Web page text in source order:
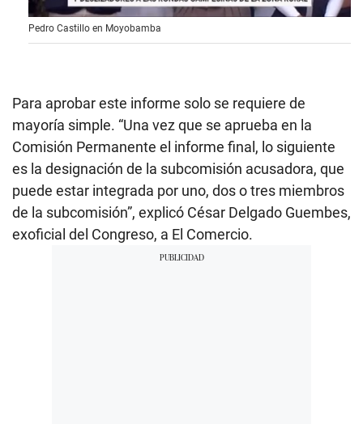
0
s
e
d
s
o
3
m
n
u
e
s
Pedro Castillo en Moyobamba
Para aprobar este informe solo se requiere de
mayoría simple. “Una vez que se aprueba en la
Comisión Permanente el informe final, lo siguiente
es la designación de la subcomisión acusadora, que
puede estar integrada por uno, dos o tres miembros
de la subcomisión”, explicó César Delgado Guembes,
exoficial del Congreso, a El Comercio.